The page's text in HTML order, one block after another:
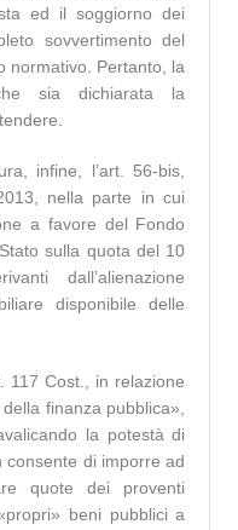
ed il soggiorno dei
sovvertimento del
normativo. Pertanto, la
sia dichiarata la
infine, l’art. 56-bis,
nella parte in cui
a favore del Fondo
sulla quota del 10
dall’alienazione
disponibile delle
117 Cost., in relazione
finanza pubblica»,
la potestà di
di imporre ad
quote dei proventi
beni pubblici a